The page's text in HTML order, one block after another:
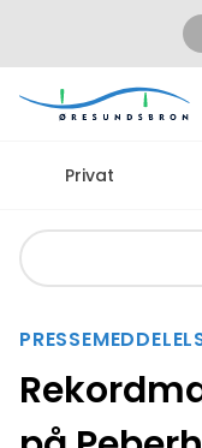
Privat